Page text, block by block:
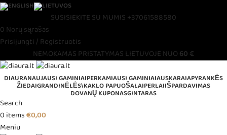
SUSISIEKITE SU MUMIS +37061588580
0 Norų sąrašas
Prisijungti / Registruotis
NEMOKAMAS PRISTATYMAS LIETUVOJE NUO 60 €
DIAURANAUJAUSI GAMINIAIPERKAMIAUSI GAMINIAIAUSKARAIAPYRANKĖS
ŽIEDAIGRANDINĖLĖS\KAKLO PAPUOŠALAIPERLAIIŠPARDAVIMAS
DOVANŲ KUPONASGINTARAS
Search
0 items€0,00
Meniu